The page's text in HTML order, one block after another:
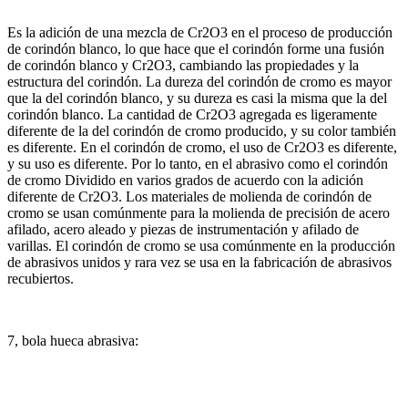
Es la adición de una mezcla de Cr2O3 en el proceso de producción
de corindón blanco, lo que hace que el corindón forme una fusión
de corindón blanco y Cr2O3, cambiando las propiedades y la
estructura del corindón. La dureza del corindón de cromo es mayor
que la del corindón blanco, y su dureza es casi la misma que la del
corindón blanco. La cantidad de Cr2O3 agregada es ligeramente
diferente de la del corindón de cromo producido, y su color también
es diferente. En el corindón de cromo, el uso de Cr2O3 es diferente,
y su uso es diferente. Por lo tanto, en el abrasivo como el corindón
de cromo Dividido en varios grados de acuerdo con la adición
diferente de Cr2O3. Los materiales de molienda de corindón de
cromo se usan comúnmente para la molienda de precisión de acero
afilado, acero aleado y piezas de instrumentación y afilado de
varillas. El corindón de cromo se usa comúnmente en la producción
de abrasivos unidos y rara vez se usa en la fabricación de abrasivos
recubiertos.
7, bola hueca abrasiva: